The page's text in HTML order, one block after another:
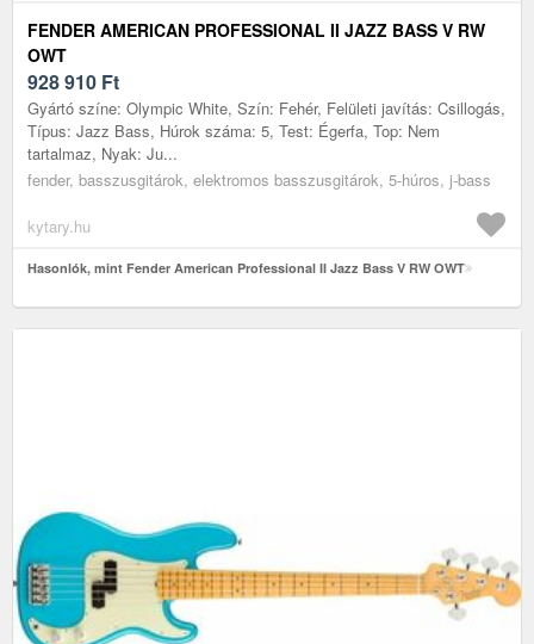
FENDER AMERICAN PROFESSIONAL II JAZZ BASS V RW
OWT
928 910 Ft
Gyártó színe: Olympic White, Szín: Fehér, Felületi javítás: Csillogás,
Típus: Jazz Bass, Húrok száma: 5, Test: Égerfa, Top: Nem
tartalmaz, Nyak: Ju...
fender, basszusgitárok, elektromos basszusgitárok, 5-húros, j-bass
kytary.hu
Hasonlók, mint Fender American Professional II Jazz Bass V RW OWT